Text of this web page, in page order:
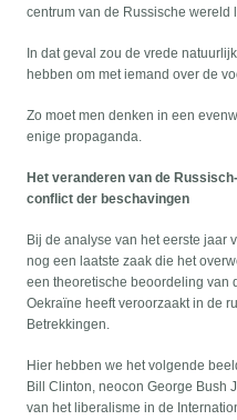
centrum van de Russische wereld
In dat geval zou de vrede
hebben om met iemand over de
Zo moet men denken in een
enige propaganda.
Het veranderen van de
conflict der beschavingen
Bij de analyse van het eerste jaar
nog een laatste zaak die het
een theoretische beoordeling van
Oekraïne heeft veroorzaakt in de
Betrekkingen.
Hier hebben we het volgende
Bill Clinton, neocon George Bush
van het liberalisme in de